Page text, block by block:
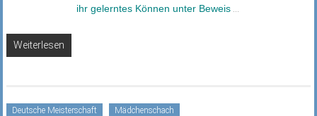
ihr gelerntes Können unter Beweis
Weiterlesen
Deutsche Meisterschaft Mädchenschach